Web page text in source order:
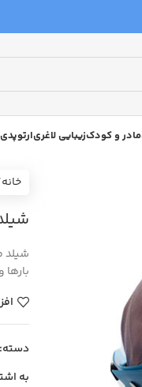
مادر و کودکزیبایی لاغریارتوپدی
خانه
شیلد
دسته:
به